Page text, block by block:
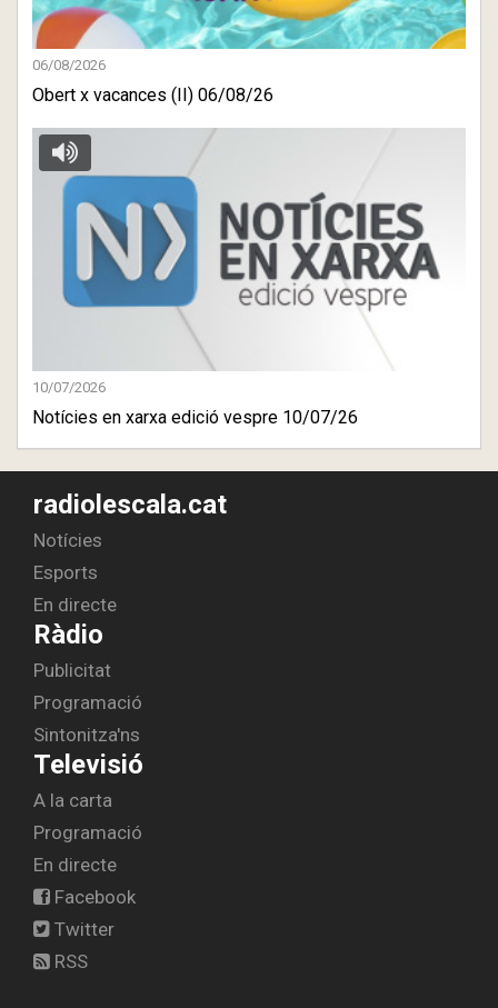
06/08/2026
Obert x vacances (II) 06/08/26
10/07/2026
Notícies en xarxa edició vespre 10/07/26
radiolescala.cat
Notícies
Esports
En directe
Ràdio
Publicitat
Programació
Sintonitza'ns
Televisió
A la carta
Programació
En directe
Facebook
Twitter
RSS